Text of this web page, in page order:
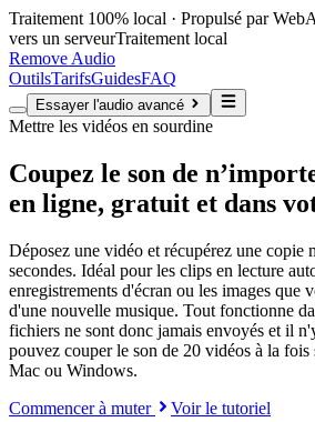
Traitement 100% local · Propulsé par
vers un serveurTraitement local
Remove Audio
OutilsTarifsGuidesFAQ
Essayer l'audio avancé
Mettre les vidéos en sourdine
Coupez le son de
en ligne, gratuit et dans
Déposez une vidéo et récupérez une copie
secondes. Idéal pour les clips en lecture
enregistrements d'écran ou les images que
d'une nouvelle musique. Tout fonctionne
fichiers ne sont donc jamais envoyés et il
pouvez couper le son de 20 vidéos à la
Mac ou Windows.
Commencer à muter
Voir le tutoriel